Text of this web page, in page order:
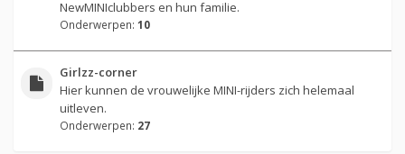
NewMINIclubbers en hun familie.
Onderwerpen: 10
Girlzz-corner
Hier kunnen de vrouwelijke MINI-rijders zich helemaal
uitleven.
Onderwerpen: 27